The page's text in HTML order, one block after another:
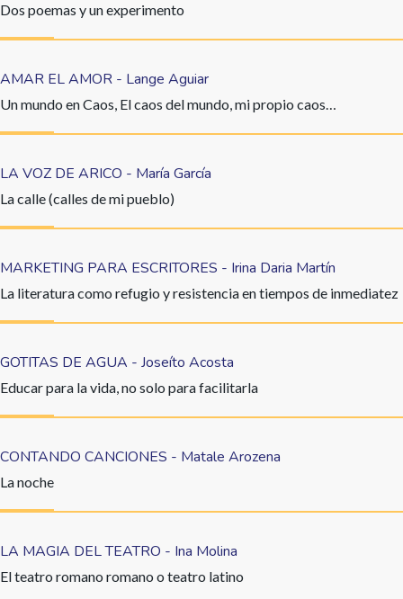
Dos poemas y un experimento
AMAR EL AMOR - Lange Aguiar
Un mundo en Caos, El caos del mundo, mi propio caos…
LA VOZ DE ARICO - María García
La calle (calles de mi pueblo)
MARKETING PARA ESCRITORES - Irina Daria Martín
La literatura como refugio y resistencia en tiempos de inmediatez
GOTITAS DE AGUA - Joseíto Acosta
Educar para la vida, no solo para facilitarla
CONTANDO CANCIONES - Matale Arozena
La noche
LA MAGIA DEL TEATRO - Ina Molina
El teatro romano romano o teatro latino